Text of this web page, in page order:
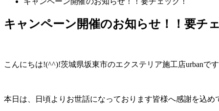
キャンペーン開催のお知らせ！！要チ
こんにちは!(^^)!茨城県坂東市のエクステリア施工店urbanです
本日は、日頃よりお世話になっております皆様へ感謝を込め